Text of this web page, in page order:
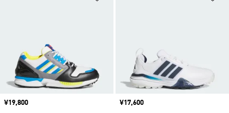
価格
¥19,800
価格
¥17,600